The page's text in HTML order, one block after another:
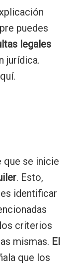
puedes
legales
jurídica.
que se inicie
. Esto,
identificar
criterios
mismas. El
que los